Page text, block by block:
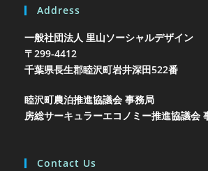
Address
一般社団法人 里山ソーシャルデザイン
〒299-4412
千葉県長生郡睦沢町岩井深田522番
睦沢町農泊推進協議会 事務局
房総サーキュラーエコノミー推進協議会
Contact Us